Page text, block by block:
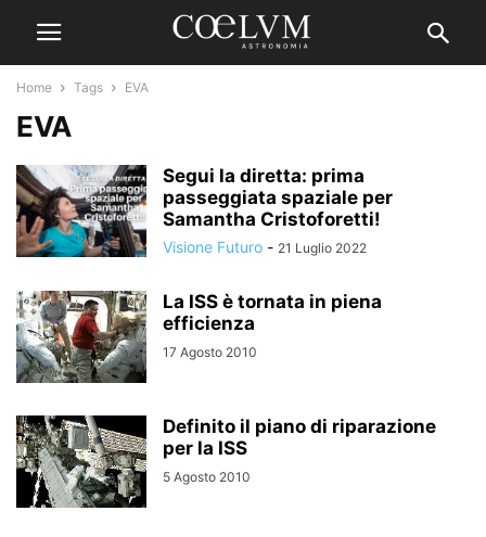
Home Tags EVA
EVA
Segui la diretta: prima
passeggiata spaziale per
Samantha Cristoforetti!
Visione Futuro - 21 Luglio 2022
La ISS è tornata in piena
efficienza
17 Agosto 2010
Definito il piano di riparazione
per la ISS
5 Agosto 2010